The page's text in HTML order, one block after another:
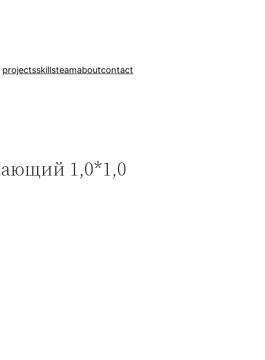
projectsskillsteamaboutcontact
1,0*1,0